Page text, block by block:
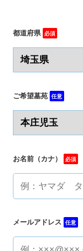
都道府県 必須
ご希望墓苑 任意
お名前（カナ） 必須
メールアドレス 任意